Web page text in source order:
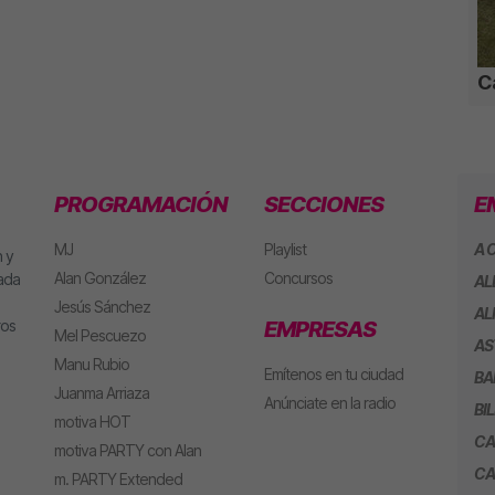
y
PROGRAMACIÓN
MJ
Alan González
Jesús Sánchez
Mel Pescuezo
Manu Rubio
Juanma Arriaza
motiva HOT
motiva PARTY con Alan
m. PARTY Extended
SECCIONES
Playlist
Concursos
EMPRESAS
Emítenos en tu ciudad
Anúnciate en la radio
A